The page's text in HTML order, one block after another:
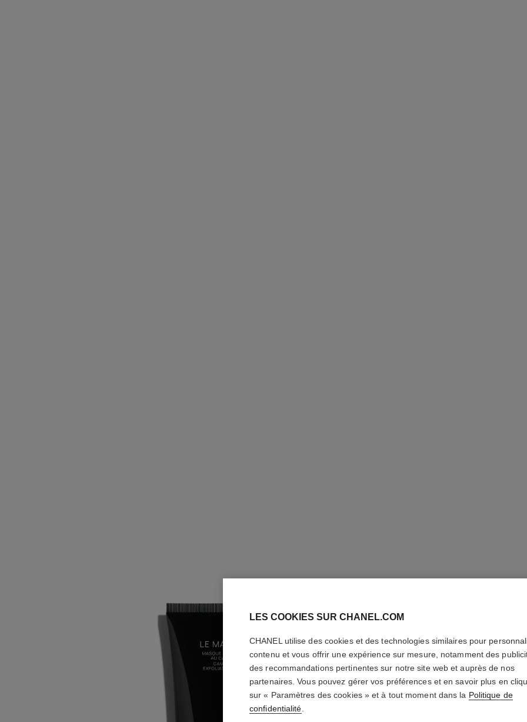
LE
Masque Exfoliant
En savoir plus
LES COOKIES SUR CHANEL.COM
CHANEL utilise des cookies et des technologies similaires pour
contenu et vous offrir une expérience sur mesure, notamment des
des recommandations pertinentes sur notre site web et auprès de nos
partenaires. Vous pouvez gérer vos préférences et en savoir plus en
sur « Paramètres des cookies » et à tout moment dans la Politique de
confidentialité